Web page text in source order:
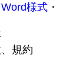
Word様式 ・
規約